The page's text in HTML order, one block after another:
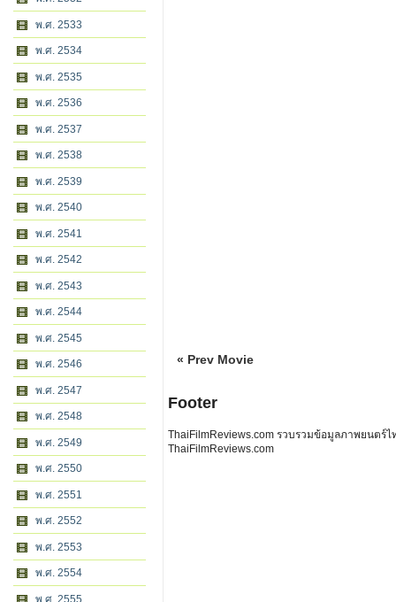
พ.ศ. 2533
พ.ศ. 2534
พ.ศ. 2535
พ.ศ. 2536
พ.ศ. 2537
พ.ศ. 2538
พ.ศ. 2539
พ.ศ. 2540
พ.ศ. 2541
พ.ศ. 2542
พ.ศ. 2543
พ.ศ. 2544
พ.ศ. 2545
พ.ศ. 2546
พ.ศ. 2547
พ.ศ. 2548
พ.ศ. 2549
พ.ศ. 2550
พ.ศ. 2551
พ.ศ. 2552
พ.ศ. 2553
พ.ศ. 2554
พ.ศ. 2555
« Prev Movie
Footer
ThaiFilmReviews.com รวบรวมข้อมูลภาพยนตร์
ThaiFilmReviews.com